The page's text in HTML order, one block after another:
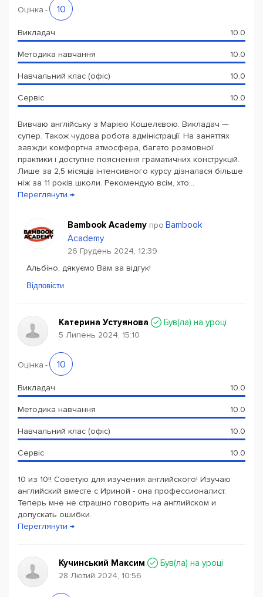
Оцінка - 10
Викладач 10.0
Методика навчання 10.0
Навчальний клас (офіс) 10.0
Сервіс 10.0
Вивчаю англійську з Марією Кошелєвою. Викладач —
супер. Також чудова робота адміністрації. На заняттях
завжди комфортна атмосфера, багато розмовної
практики і доступне пояснення граматичних конструкцій.
Лише за 2,5 місяців інтенсивного курсу дізналася більше
ніж за 11 років школи. Рекомендую всім, хто...
Переглянути →
Bambook Academy про Bambook
Academy
26 Грудень 2024, 12:39
Альбіно, дякуємо Вам за відгук!
Відповісти
Катерина Устуянова Був(ла) на уроці
5 Липень 2024, 15:10
Оцінка - 10
Викладач 10.0
Методика навчання 10.0
Навчальний клас (офіс) 10.0
Сервіс 10.0
10 из 10!! Советую для изучения английского! Изучаю
английский вместе с Ириной - она профессионалист.
Теперь мне не страшно говорить на английском и
допускать ошибки.
Переглянути →
Кучинський Максим Був(ла) на уроці
28 Лютий 2024, 10:56